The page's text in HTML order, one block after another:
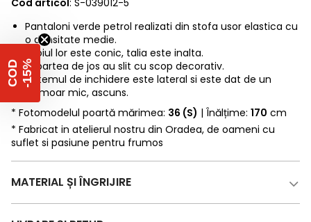
Cod articol: S-039012-5
Pantaloni verde petrol realizati din stofa usor elastica cu
o densitate medie.
Croiul lor este conic, talia este inalta.
In partea de jos au slit cu scop decorativ.
Sistemul de inchidere este lateral si este dat de un
fermoar mic, ascuns.
* Fotomodelul poartă mărimea: 36 (S) | Înălțime: 170 cm
* Fabricat in atelierul nostru din Oradea, de oameni cu
suflet si pasiune pentru frumos
MATERIAL ȘI ÎNGRIJIRE
C
O
D
-
1
5 %